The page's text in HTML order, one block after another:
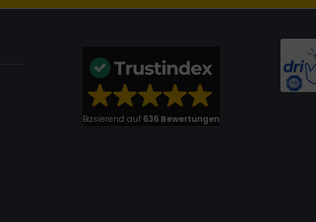
Basierend auf 636 Bewertungen